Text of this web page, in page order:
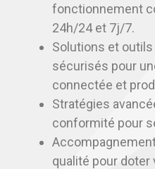
fonctionnement
24h/24 et 7j/7.
Solutions et
sécurisés pour
connectée et
Stratégies
conformité pour
qualité pour